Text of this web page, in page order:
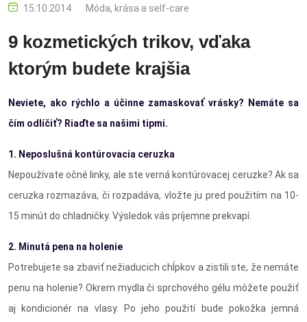
15.10.2014 Móda, krása a self-care
9 kozmetických trikov, vďaka
ktorým budete krajšia
Neviete, ako rýchlo a účinne zamaskovať vrásky? Nemáte sa
čím odlíčiť? Riaďte sa našimi tipmi.
1. Neposlušná kontúrovacia ceruzka
Nepoužívate očné linky, ale ste verná kontúrovacej ceruzke? Ak sa
ceruzka rozmazáva, či rozpadáva, vložte ju pred použitím na 10-
15 minút do chladničky. Výsledok vás príjemne prekvapí.
2. Minutá pena na holenie
Potrebujete sa zbaviť nežiaducich chĺpkov a zistili ste, že nemáte
penu na holenie? Okrem mydla či sprchového gélu môžete použiť
aj kondicionér na vlasy. Po jeho použití bude pokožka jemná